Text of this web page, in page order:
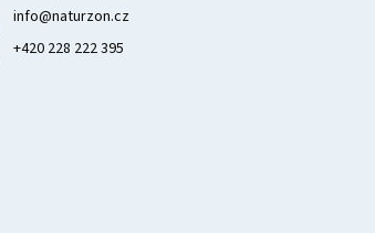
info@naturzon.cz
+420 228 222 395